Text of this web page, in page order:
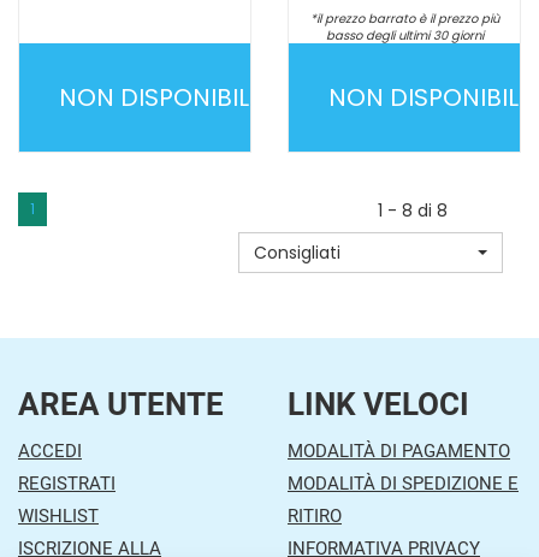
NON DISPONIBILE
DISPONIBILE
*il prezzo barrato è il prezzo più
basso degli ultimi 30 giorni
NON DISPONIBILE
FEGATO
30CPR NON
È
1
1 - 8 di 8
Consigliati
AREA UTENTE
ACCEDI
REGISTRATI
WISHLIST
ISCRIZIONE ALLA
LINK VELOCI
MODALITÀ DI PAGAMENTO
MODALITÀ DI SPEDIZIONE E
RITIRO
INFORMATIVA PRIVACY